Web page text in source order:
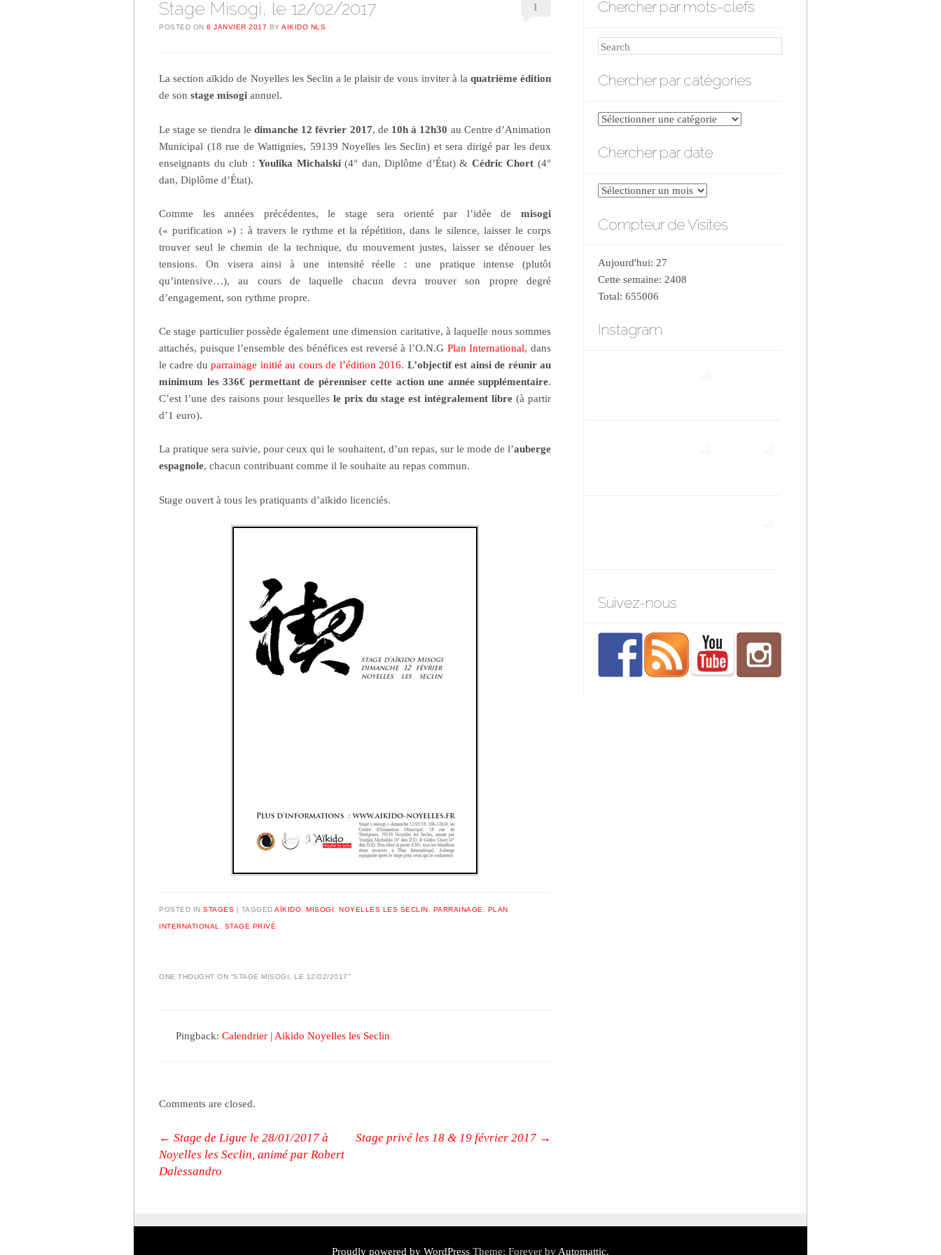
Stage Misogi, le 12/02/2017
POSTED ON 6 JANVIER 2017 BY AIKIDO NLS
1
La section aïkido de Noyelles les Seclin a le plaisir de vous inviter à la quatrième édition
de son stage misogi annuel.
Le stage se tiendra le dimanche 12 février 2017, de 10h à 12h30 au Centre d’Animation
Municipal (18 rue de Wattignies, 59139 Noyelles les Seclin) et sera dirigé par les deux
enseignants du club :Youlika Michalski(4° dan, Diplôme d’État) & Cédric Chort (4°
dan, Diplôme d’État).
Comme les années précédentes, le stage sera orienté par l’idée de misogi
(« purification ») : à travers le rythme et la répétition, dans le silence, laisser le corps
trouver seul le chemin de la technique, du mouvement justes, laisser se dénouer les
tensions. On visera ainsi à une intensité réelle : une pratique intense (plutôt
qu’intensive…), au cours de laquelle chacun devra trouver son propre degré
d’engagement, son rythme propre.
Ce stage particulier possède également une dimension caritative, à laquelle nous sommes
attachés, puisque l’ensemble des bénéfices est reversé à l’O.N.G Plan International, dans
le cadre duparrainage initié au cours de l’édition 2016. L’objectif est ainsi de réunir au
minimum les 336€ permettant de pérenniser cette action une année supplémentaire.
C’est l’une des raisons pour lesquelles le prix du stage est intégralement libre (à partir
d’1 euro).
La pratique sera suivie, pour ceux qui le souhaitent, d’un repas, sur le mode de l’auberge
espagnole, chacun contribuant comme il le souhaite au repas commun.
Stage ouvert à tous les pratiquants d’aïkido licenciés.
POSTED IN STAGES | TAGGED AÏKIDO MISOGI NOYELLES LES SECLIN PARRAINAGE PLAN
INTERNATIONAL STAGE PRIVÉ
ONE THOUGHT ON “STAGE MISOGI, LE 12/02/2017”
Pingback:Calendrier | Aikido Noyelles les Seclin
Comments are closed.
Post navigation
← Stage de Ligue le 28/01/2017 à
Noyelles les Seclin, animé par Robert
Dalessandro
Stage privé les 18 & 19 février 2017 →
Chercher par mots-clefs
Search
Chercher par catégories
Chercher
catégories
Chercher par date
Chercher
date
Compteur de Visites
Aujourd'hui: 27
Cette semaine: 2408
Total: 655006
Instagram
Suivez-nous
Proudly powered by WordPress Theme: Forever byAutomattic.